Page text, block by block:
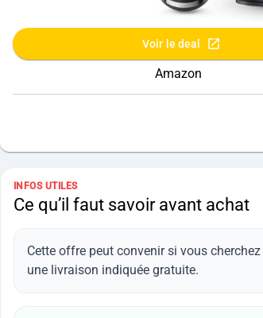
Voir le deal
Amazon
INFOS UTILES
Ce qu’il faut savoir avant achat
Cette offre peut convenir si vous
une livraison indiquée gratuite.